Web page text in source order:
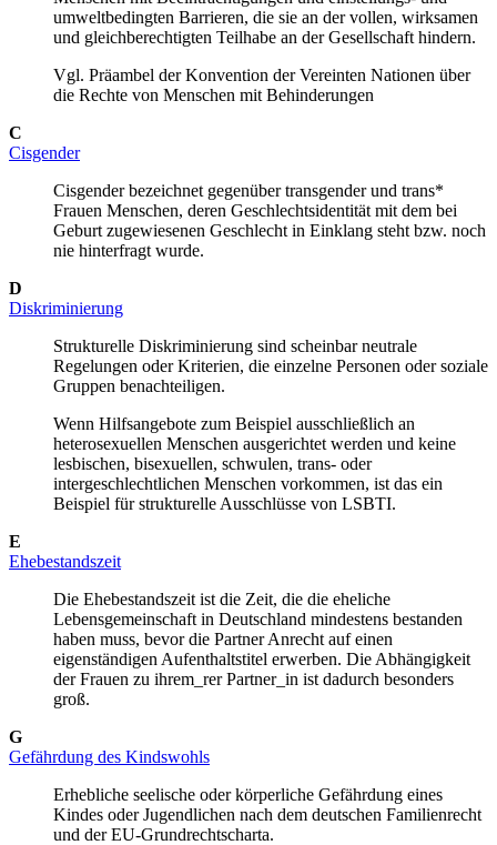
umweltbedingten Barrieren, die sie an der vollen, wirksamen
und gleichberechtigten Teilhabe an der Gesellschaft hindern.
Vgl. Präambel der Konvention der Vereinten Nationen über
die Rechte von Menschen mit Behinderungen
C
Cisgender
Cisgender bezeichnet gegenüber transgender und trans*
Frauen Menschen, deren Geschlechtsidentität mit dem bei
Geburt zugewiesenen Geschlecht in Einklang steht bzw. noch
nie hinterfragt wurde.
D
Diskriminierung
Strukturelle Diskriminierung sind scheinbar neutrale
Regelungen oder Kriterien, die einzelne Personen oder soziale
Gruppen benachteiligen.
Wenn Hilfsangebote zum Beispiel ausschließlich an
heterosexuellen Menschen ausgerichtet werden und keine
lesbischen, bisexuellen, schwulen, trans- oder
intergeschlechtlichen Menschen vorkommen, ist das ein
Beispiel für strukturelle Ausschlüsse von LSBTI.
E
Ehebestandszeit
Die Ehebestandszeit ist die Zeit, die die eheliche
Lebensgemeinschaft in Deutschland mindestens bestanden
haben muss, bevor die Partner Anrecht auf einen
eigenständigen Aufenthaltstitel erwerben. Die Abhängigkeit
der Frauen zu ihrem_rer Partner_in ist dadurch besonders
groß.
G
Gefährdung des Kindswohls
Erhebliche seelische oder körperliche Gefährdung eines
Kindes oder Jugendlichen nach dem deutschen Familienrecht
und der EU-Grundrechtscharta.